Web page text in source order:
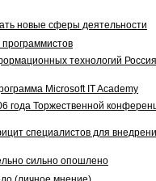
новые сферы деятельности
программистов
технологий
Microsoft IT Academy
года Торжественной
специалистов для
сильно опошлено